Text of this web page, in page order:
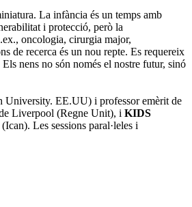
La infància és un temps amb
i protecció, però la
oncologia, cirurgia major,
de recerca és un nou repte. Es requereix
nens no són només el nostre futur, sinó
University. EE.UU) i professor emèrit de
Liverpool (Regne Unit), i KIDS
Les sessions paral·leles i